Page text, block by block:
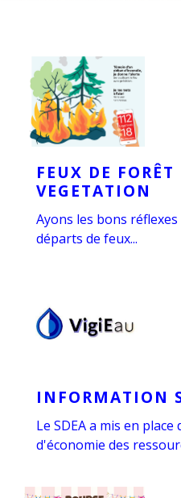
FEUX DE FORÊT
VEGETATION
Ayons les bons
départs de feux...
INFORMATION
Le SDEA a mis en place
d'économie des